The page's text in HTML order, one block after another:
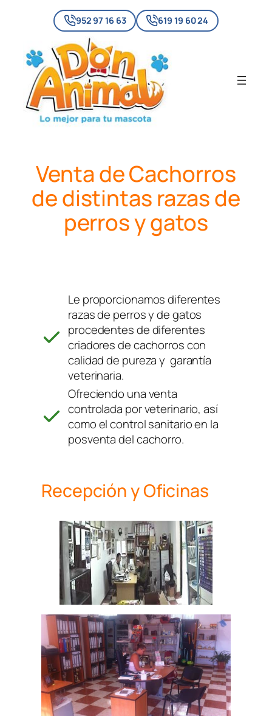
952 97 16 63 619 19 60 24
Venta de Cachorros
de distintas razas de
perros y gatos
Le proporcionamos diferentes
razas de perros y de gatos
procedentes de diferentes
criadores de cachorros con
calidad de pureza y garantía
veterinaria.
Ofreciendo una venta
controlada por veterinario, así
como el control sanitario en la
posventa del cachorro.
Recepción y Oficinas